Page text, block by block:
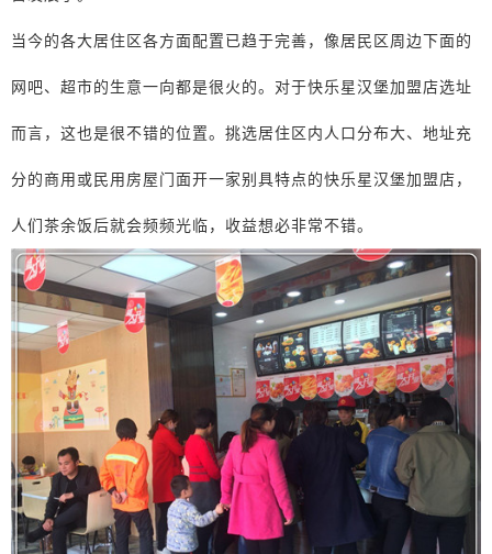
当今的各大居住区各方面配置已趋于完善，像居民区周边下面的
网吧、超市的生意一向都是很火的。对于快乐星汉堡加盟店选址
而言，这也是很不错的位置。挑选居住区内人口分布大、地址充
分的商用或民用房屋门面开一家别具特点的快乐星汉堡加盟店，
人们茶余饭后就会频频光临，收益想必非常不错。